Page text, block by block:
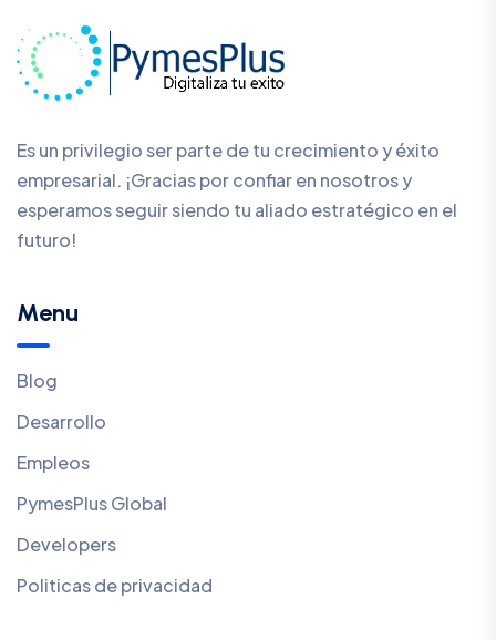
Es un privilegio ser parte de tu crecimiento y éxito
empresarial. ¡Gracias por confiar en nosotros y
esperamos seguir siendo tu aliado estratégico en el
futuro!
Menu
Blog
Desarrollo
Empleos
PymesPlus Global
Developers
Politicas de privacidad